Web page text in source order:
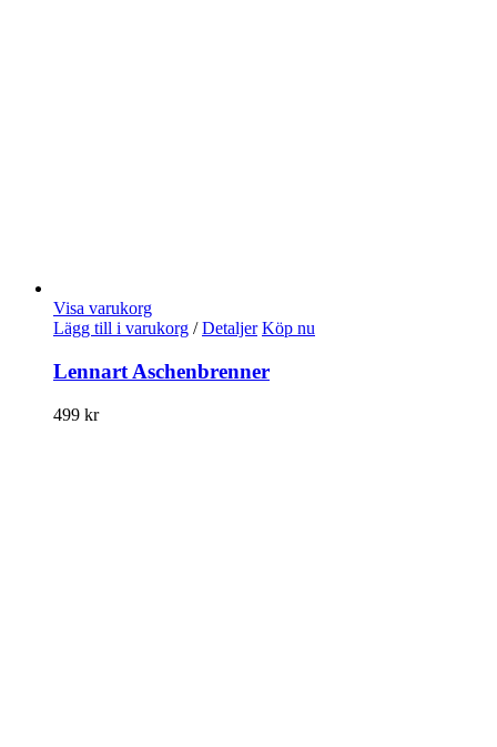
Visa varukorg
Lägg till i varukorg / Detaljer Köp nu
Lennart Aschenbrenner
499 kr